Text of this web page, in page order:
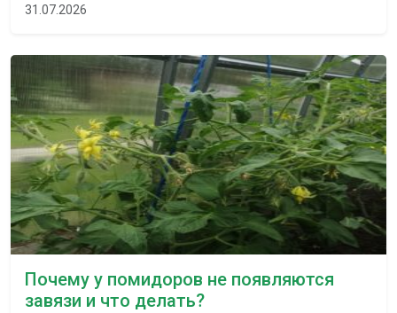
31.07.2026
Почему у помидоров не появляются
завязи и что делать?